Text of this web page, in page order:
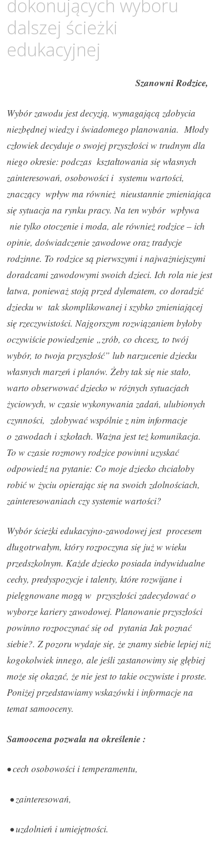
dokonujących wyboru
dalszej ścieżki
edukacyjnej
Szanowni Rodzice,
Wybór zawodu jest decyzją, wymagającą zdobycia
niezbędnej wiedzy i świadomego planowania. Młody
człowiek decyduje o swojej przyszłości w trudnym dla
niego okresie: podczas kształtowania się własnych
zainteresowań, osobowości i systemu wartości,
znaczący wpływ ma również nieustannie zmieniająca
się sytuacja na rynku pracy. Na ten wybór wpływa
nie tylko otoczenie i moda, ale również rodzice – ich
opinie, doświadczenie zawodowe oraz tradycje
rodzinne. To rodzice są pierwszymi i najważniejszymi
doradcami zawodowymi swoich dzieci. Ich rola nie jest
łatwa, ponieważ stoją przed dylematem, co doradzić
dziecku w tak skomplikowanej i szybko zmieniającej
się rzeczywistości. Najgorszym rozwiązaniem byłoby
oczywiście powiedzenie „zrób, co chcesz, to twój
wybór, to twoja przyszłość” lub narzucenie dziecku
własnych marzeń i planów. Żeby tak się nie stało,
warto obserwować dziecko w różnych sytuacjach
życiowych, w czasie wykonywania zadań, ulubionych
czynności, zdobywać wspólnie z nim informacje
o zawodach i szkołach. Ważna jest też komunikacja.
To w czasie rozmowy rodzice powinni uzyskać
odpowiedź na pytanie: Co moje dziecko chciałoby
robić w życiu opierając się na swoich zdolnościach,
zainteresowaniach czy systemie wartości?
Wybór ścieżki edukacyjno-zawodowej jest procesem
długotrwałym, który rozpoczyna się już w wieku
przedszkolnym. Każde dziecko posiada indywidualne
cechy, predyspozycje i talenty, które rozwijane i
pielęgnowane mogą w przyszłości zadecydować o
wyborze kariery zawodowej. Planowanie przyszłości
powinno rozpoczynać się od pytania Jak poznać
siebie?. Z pozoru wydaje się, że znamy siebie lepiej niż
kogokolwiek innego, ale jeśli zastanowimy się głębiej
może się okazać, że nie jest to takie oczywiste i proste.
Poniżej przedstawiamy wskazówki i informacje na
temat samooceny.
Samoocena pozwala na określenie :
• cech osobowości i temperamentu,
• zainteresowań,
• uzdolnień i umiejętności.